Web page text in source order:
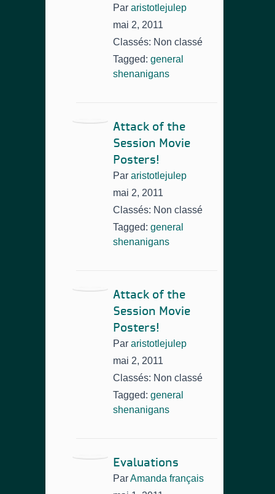
Par aristotlejulep
mai 2, 2011
Classés: Non classé
Tagged: general
shenanigans
Attack of the
Session Movie
Posters!
Par aristotlejulep
mai 2, 2011
Classés: Non classé
Tagged: general
shenanigans
Attack of the
Session Movie
Posters!
Par aristotlejulep
mai 2, 2011
Classés: Non classé
Tagged: general
shenanigans
Evaluations
ParAmanda français